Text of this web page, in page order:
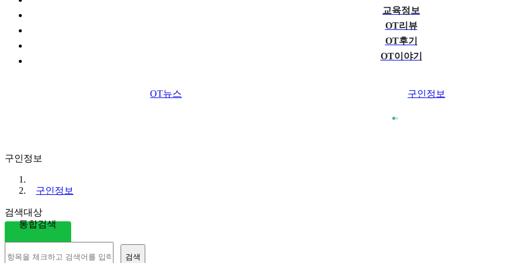
교육정보
OT리뷰
OT후기
OT이야기
OT뉴스 구인정보
구인정보
구인정보
검색대상
통합검색
검색